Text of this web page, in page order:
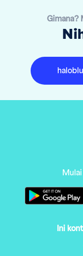
Gimana?
haloblu
Ini